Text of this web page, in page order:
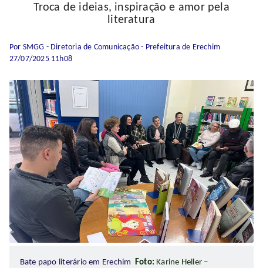
Troca de ideias, inspiração e amor pela
literatura
Por SMGG - Diretoria de Comunicação - Prefeitura de Erechim
27/07/2025 11h08
Bate papo literário em Erechim Foto: Karine Heller –